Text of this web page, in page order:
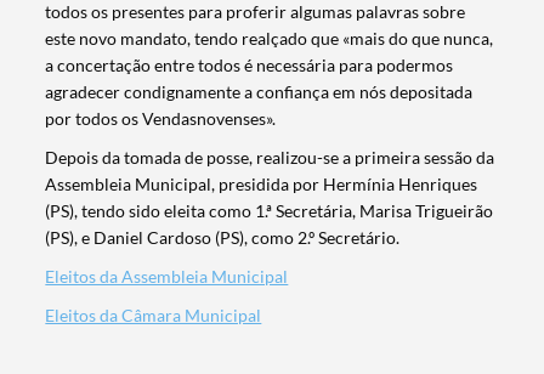
Termo de Pesquisa
todos os presentes para proferir algumas palavras sobre
este novo mandato, tendo realçado que «mais do que nunca,
a concertação entre todos é necessária para podermos
agradecer condignamente a confiança em nós depositada
por todos os Vendasnovenses».
Depois da tomada de posse, realizou-se a primeira sessão da
Assembleia Municipal, presidida por Hermínia Henriques
(PS), tendo sido eleita como 1.ª Secretária, Marisa Trigueirão
(PS), e Daniel Cardoso (PS), como 2.º Secretário.
Eleitos da Assembleia Municipal
Eleitos da Câmara Municipal